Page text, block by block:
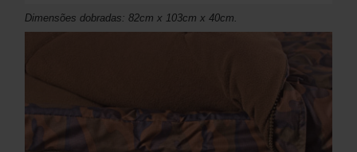
Dimensões dobradas: 82cm x 103cm x 40cm.